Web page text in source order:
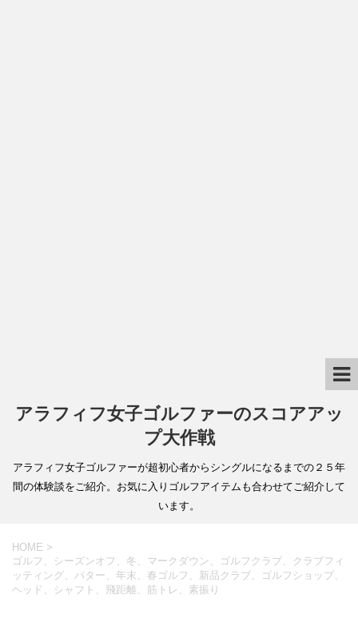
アラフィフ女子ゴルファーのスコアアッ
プ大作戦
アラフィフ女子ゴルファーが超初心者からシングルになるまでの２５年
間の体験談をご紹介。お気に入りゴルフアイテムも合わせてご紹介して
います。
HOME >
ゴルフ、シーズンオフ、冬、マークダウン、ゴルフクラブ、クラブフィ
ッティング、パター、年末、春ゴルフ、新品クラブ、ゴルフショップ、
ヘッド、シャフト、飛距離、筋トレ、素振り